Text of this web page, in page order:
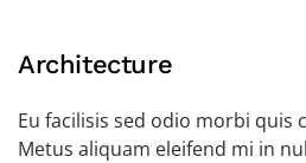
Architecture
Eu facilisis sed odio morbi quis
Metus aliquam eleifend mi in